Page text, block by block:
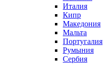
Италия
Кипр
Македония
Мальта
Португалия
Румыния
Сербия